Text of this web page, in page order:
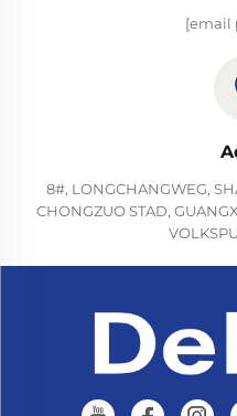
[email
8#, LONGCHANGWEG,
CHONGZUO STAD,